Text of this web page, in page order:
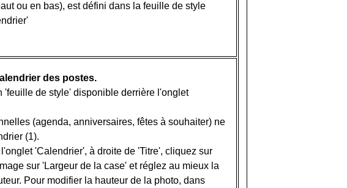
ou en bas), est défini dans la feuille de style
des postes.
'feuille de style' disponible derrière l'onglet
(agenda, anniversaires, fêtes à souhaiter) ne
(1).
'Calendrier', à droite de 'Titre', cliquez sur
sur 'Largeur de la case' et réglez au mieux la
Pour modifier la hauteur de la photo, dans